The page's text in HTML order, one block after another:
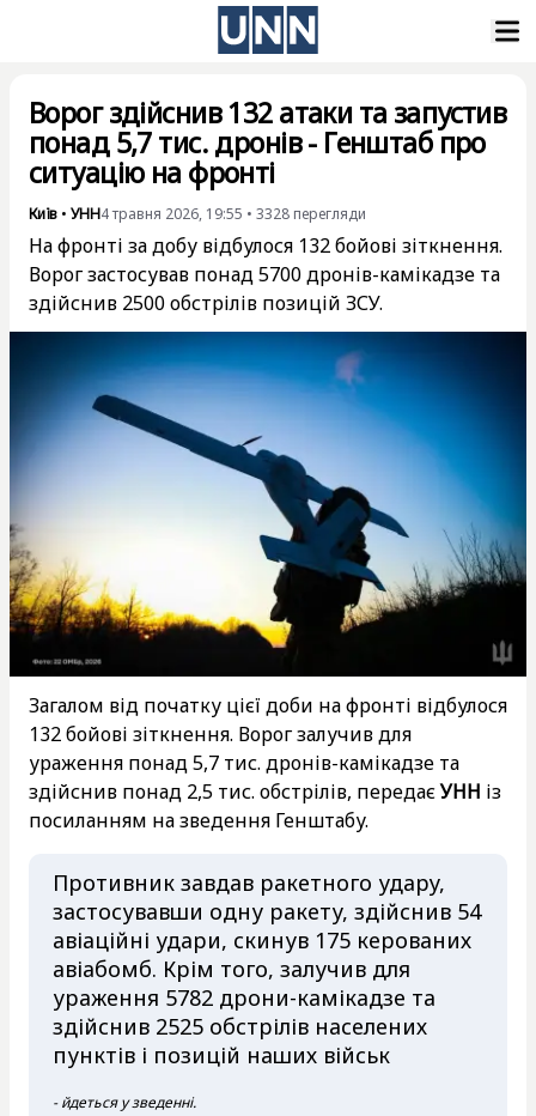
Ворог здійснив 132 атаки та запустив
понад 5,7 тис. дронів - Генштаб про
ситуацію на фронті
Київ • УНН4 травня 2026, 19:55 • 3328 перегляди
На фронті за добу відбулося 132 бойові зіткнення.
Ворог застосував понад 5700 дронів-камікадзе та
здійснив 2500 обстрілів позицій ЗСУ.
Загалом від початку цієї доби на фронті відбулося
132 бойові зіткнення. Ворог залучив для
ураження понад 5,7 тис. дронів-камікадзе та
здійснив понад 2,5 тис. обстрілів, передаєУНН із
посиланням на зведення Генштабу.
Противник завдав ракетного удару,
застосувавши одну ракету, здійснив 54
авіаційні удари, скинув 175 керованих
авіабомб. Крім того, залучив для
ураження 5782 дрони-камікадзе та
здійснив 2525 обстрілів населених
пунктів і позицій наших військ
- йдеться у зведенні.